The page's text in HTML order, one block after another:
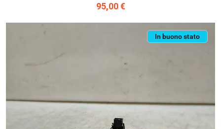
95,00 €
In buono stato